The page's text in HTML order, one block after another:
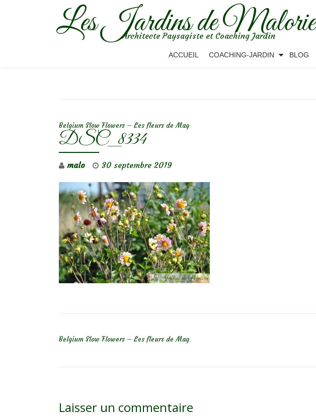
Les Jardins de Malorie
Architecte Paysagiste et Coaching Jardin
ACCUEIL COACHING-JARDIN BLOG
Belgium Slow Flowers – Les fleurs de Mag
DSC_8334
malo 30 septembre 2019
Belgium Slow Flowers – Les fleurs de Mag
Laisser un commentaire